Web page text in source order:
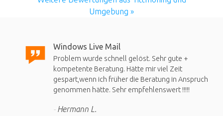
Umgebung »
Windows Live Mail
Problem wurde schnell gelöst. Sehr gute +
kompetente Beratung. Hätte mir viel Zeit
gespart,wenn ich früher die Beratung in Anspruch
genommen hätte. Sehr empfehlenswert !!!!!
Hermann L.